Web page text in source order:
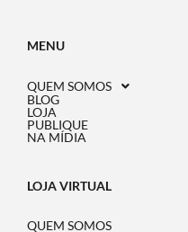
MENU
QUEM SOMOS
BLOG
LOJA
PUBLIQUE
NA MÍDIA
LOJA VIRTUAL
QUEM SOMOS